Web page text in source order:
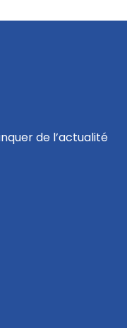
de l’actualité